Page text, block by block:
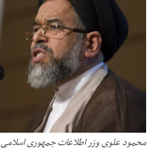
محمود علوی وزر اطلاعات جمهوری اسلامی